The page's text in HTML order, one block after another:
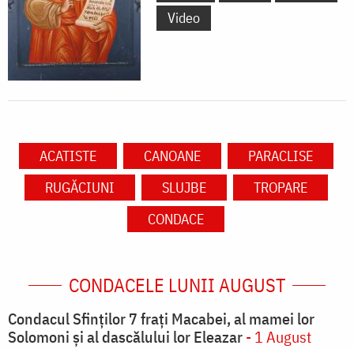
Video
ACATISTE CANOANE
PARACLISE
RUGĂCIUNI
SLUJBE
TROPARE
CONDACE
CONDACELE LUNII AUGUST
Condacul Sfinţilor 7 fraţi Macabei, al mamei lor
Solomoni şi al dascălului lor Eleazar- 1 August